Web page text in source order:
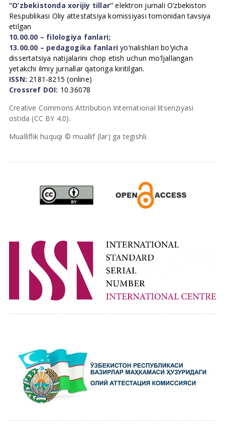
“O’zbekistonda xorijiy tillar” elektron jurnali O’zbekiston
Respublikasi Oliy attestatsiya komissiyasi tomonidan tavsiya
etilgan
10.00.00 – filologiya fanlari;
13.00.00 – pedagogika fanlari yo’nalishlari bo’yicha
dissertatsiya natijalarini chop etish uchun mo’ljallangan
yetakchi ilmiy jurnallar qatoriga kiritilgan.
ISSN: 2181-8215 (online)
Crossref DOI: 10.36078
Creative Commons Attribution International litsenziyasi
ostida (CC BY 4.0).
Mualliflik huquqi © muallif (lar) ga tegishli.